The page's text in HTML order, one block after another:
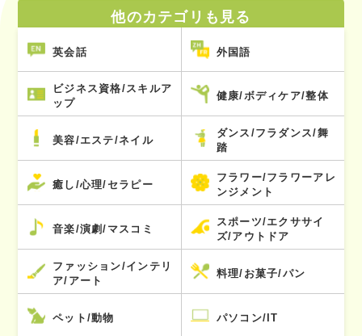
他のカテゴリも見る
英会話 外国語
ビジネス資格/スキルア
ップ
健康/ボディケア/整体
美容/エステ/ネイル
ダンス/フラダンス/舞
踏
癒し/心理/セラピー
フラワー/フラワーアレ
ンジメント
音楽/演劇/マスコミ
スポーツ/エクササイ
ズ/アウトドア
ファッション/インテリ
ア/アート
料理/お菓子/パン
ペット/動物 パソコン/IT